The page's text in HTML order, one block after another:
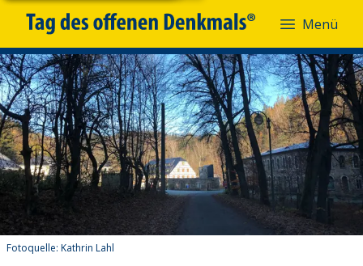
Menü
Fotoquelle: Kathrin Lahl